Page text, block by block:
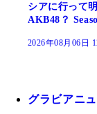
シアに行って
AKB48？
2026年08月06日
グラビアニ